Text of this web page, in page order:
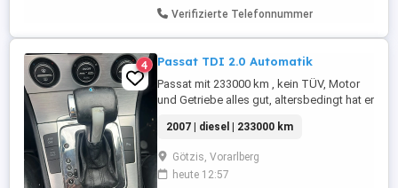
Verifizierte Telefonnummer
4 Passat TDI 2.0 Automatik
Passat mit 233000 km , kein TÜV, Motor
und Getriebe alles gut, altersbedingt hat er
sende ich Fotos vom Auto
2007 | diesel | 233000 km
Götzis, Vorarlberg
heute 12:57